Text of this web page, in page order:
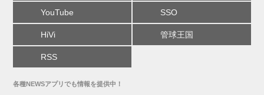
YouTube SSO
HiVi 管球王国
RSS
各種NEWSアプリでも情報を提供中！